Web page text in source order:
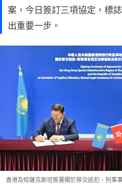
案，今日簽訂三項協定，標
出重要一步。
香港及哈薩克斯坦簽署關於移交逃犯、刑事